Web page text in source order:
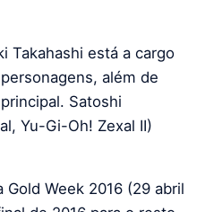
Takahashi está a cargo
além de
Satoshi
Yu-Gi-Oh! Zexal II)
Week 2016 (29 abril